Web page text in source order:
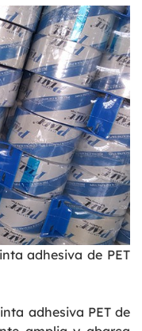
adhesiva de PET
adhesiva PET de